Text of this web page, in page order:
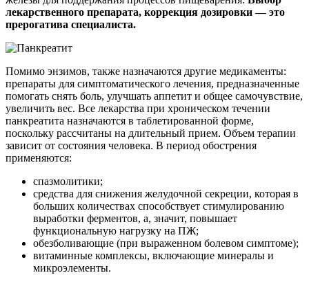
лекарственного препарата, коррекция дозировки — это
прерогатива специалиста.
Помимо энзимов, также назначаются другие медикаменты:
препараты для симптоматического лечения, предназначенные
помогать снять боль, улучшать аппетит и общее самочувствие,
увеличить вес. Все лекарства при хроническом течении
панкреатита назначаются в таблетированной форме,
поскольку рассчитаны на длительный прием. Объем терапии
зависит от состояния человека. В период обострения
применяются:
спазмолитики;
средства для снижения желудочной секреции, которая в
больших количествах способствует стимулированию
выработки ферментов, а, значит, повышает
функциональную нагрузку на ПЖ;
обезболивающие (при выраженном болевом симптоме);
витаминные комплексы, включающие минералы и
микроэлементы.